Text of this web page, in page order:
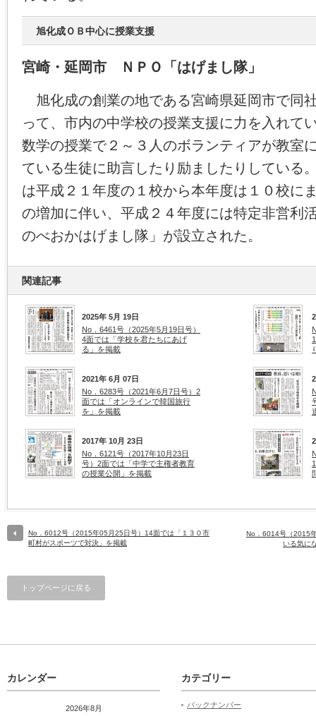
旭化成ＯＢ中心に授業支援
宮崎・延岡市 ＮＰＯ「はげまし隊」
旭化成の創業の地である宮崎県延岡市で同
って、市内の中学校の授業支援に力を入れて
数学の授業で２～３人のボランティアが教室
ている生徒に助言したり励ましたりしている
は平成２１年度の１校から本年度は１０校に
の増加に伴い、平成２４年度には特定非営利
のべおかはげまし隊」が設立された。
関連記事
2025年 5月 19日
No．6461号（2025年5月19日号）
4面では「学校を君たちにあげ
る」を掲載
2021年 6月 07日
No．6283号（2021年6月7日号）2
面では「オンラインで韓国旅行
を」を掲載
2017年 10月 23日
No．6121号（2017年10月23日
号）2面では「中学で主権者教育
の授業公開」を掲載
No．6012号（2015年05月25日号）14面では「１３０市
町村がスポーツで対決」を掲載
No．6014号（2015
いる気に
トップページに戻る
カレンダー
2026年8月
カテゴリー
バックナンバー